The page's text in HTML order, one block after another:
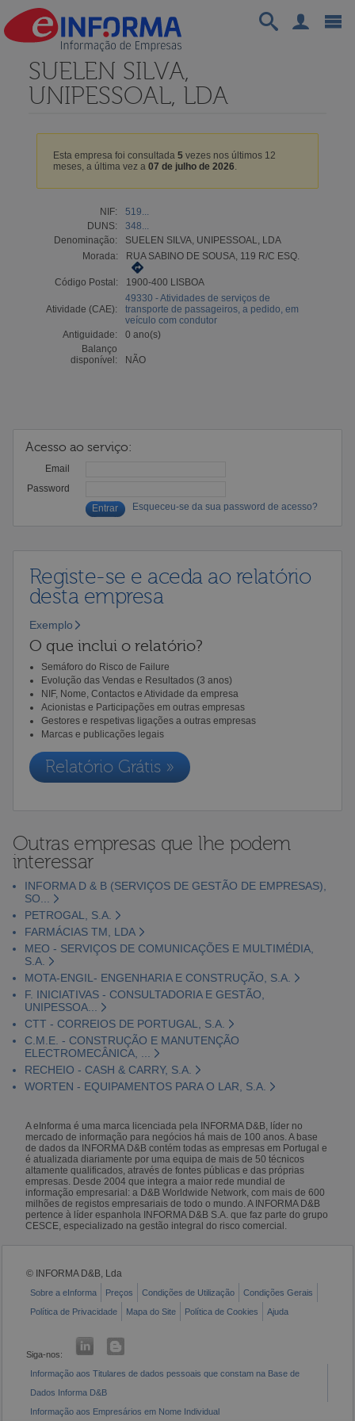
SUELEN SILVA,
UNIPESSOAL, LDA
Esta empresa foi consultada 5vezes nos últimos 12
meses, a última vez a 07 de julho de 2026.
NIF:
519...
DUNS:
348...
Denominação:
SUELEN SILVA, UNIPESSOAL, LDA
Morada:
RUA SABINO DE SOUSA, 119 R/C ESQ.
Código Postal: 1900-400 LISBOA
Atividade (CAE):
49330 - Atividades de serviços de
transporte de passageiros, a pedido, em
veículo com condutor
Antiguidade:
0 ano(s)
Balanço
disponível:
NÃO
Acesso ao serviço:
Email
Password
Esqueceu-se da sua password de acesso?
Registe-se e aceda ao relatório
desta empresa
Exemplo
O que inclui o relatório?
Semáforo do Risco de Failure
Evolução das Vendas e Resultados (3 anos)
NIF, Nome, Contactos e Atividade da empresa
Acionistas e Participações em outras empresas
Gestores e respetivas ligações a outras empresas
Marcas e publicações legais
Relatório Grátis »
Outras empresas que lhe podem
interessar
INFORMA D & B (SERVIÇOS DE GESTÃO DE EMPRESAS),
SO...
PETROGAL, S.A.
FARMÁCIAS TM, LDA
MEO - SERVIÇOS DE COMUNICAÇÕES E MULTIMÉDIA,
S.A.
MOTA-ENGIL- ENGENHARIA E CONSTRUÇÃO, S.A.
F. INICIATIVAS - CONSULTADORIA E GESTÃO,
UNIPESSOA...
CTT - CORREIOS DE PORTUGAL, S.A.
C.M.E. - CONSTRUÇÃO E MANUTENÇÃO
ELECTROMECÂNICA, ...
RECHEIO - CASH & CARRY, S.A.
WORTEN - EQUIPAMENTOS PARA O LAR, S.A.
A eInforma é uma marca licenciada pela INFORMA D&B, líder no
mercado de informação para negócios há mais de 100 anos. A base
de dados da INFORMA D&B contém todas as empresas em Portugal e
é atualizada diariamente por uma equipa de mais de 50 técnicos
altamente qualificados, através de fontes públicas e das próprias
empresas. Desde 2004 que integra a maior rede mundial de
informação empresarial: a D&B Worldwide Network, com mais de 600
milhões de registos empresariais de todo o mundo. A INFORMA D&B
pertence à líder espanhola INFORMA D&B S.A. que faz parte do grupo
CESCE, especializado na gestão integral do risco comercial.
© INFORMA D&B, Lda
Sobre a eInforma Preços Condições de Utilização
Condições Gerais
Política de Privacidade
Mapa do Site Política de Cookies Ajuda
Siga-nos:
Informação aos Titulares de dados pessoais que constam na Base de
Dados Informa D&B
Informação aos Empresários em Nome Individual